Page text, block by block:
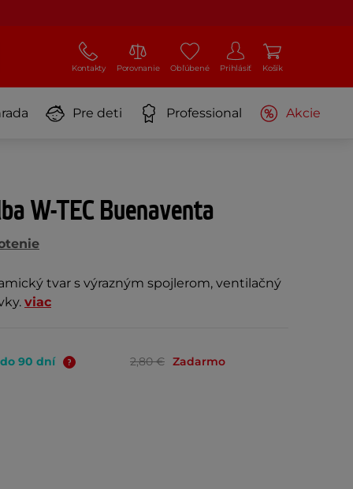
Kontakty Porovnanie Obľúbené Prihlásiť Košík
Pre deti Professional Akcie
W-TEC Buenaventa
tvar s výrazným spojlerom, ventilačný
viac
90 dní 2,80 € Zadarmo